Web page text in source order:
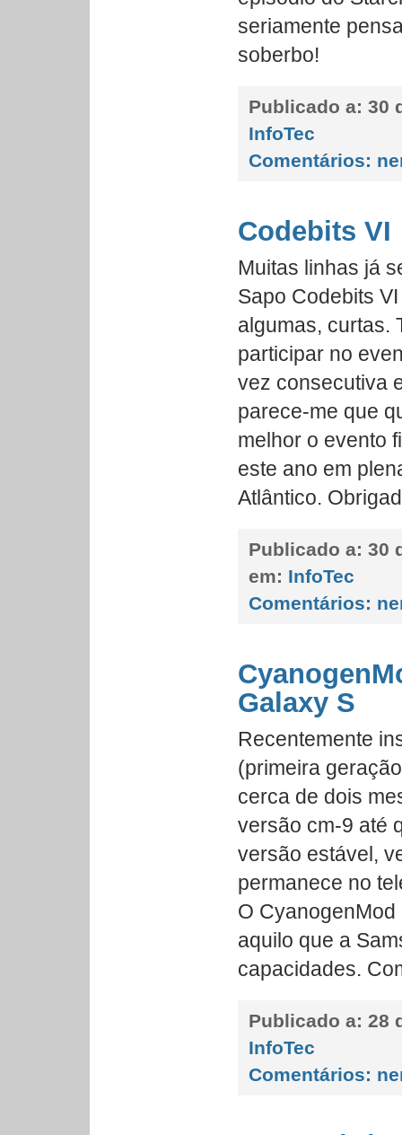
seriamente
soberbo!
Publicado a: 30
InfoTec
Comentários:
Codebits VI
Muitas linhas já
Sapo Codebits
algumas, curtas.
participar no
vez consecutiva
parece-me que
melhor o evento
este ano em
Atlântico.
Publicado a: 30
em: InfoTec
Comentários:
Galaxy S
Recentemente
(primeira
cerca de dois
versão cm-9 até
versão estável,
permanece no
O
aquilo que a
capacidades.
Publicado a: 28
InfoTec
Comentários: